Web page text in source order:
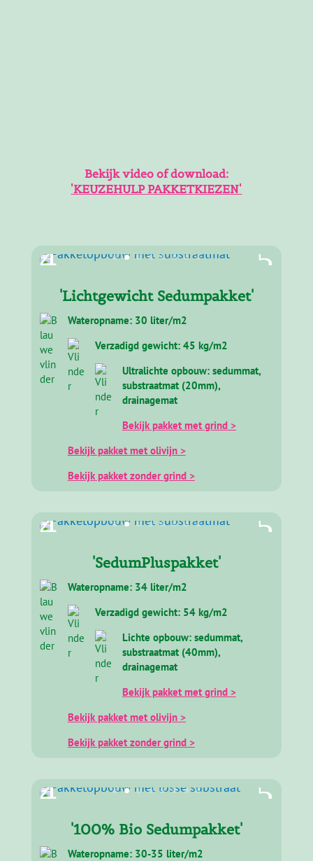
Bekijk video of download:
'KEUZEHULP PAKKETKIEZEN'
'Lichtgewicht Sedumpakket'
Wateropname: 30 liter/m2
Verzadigd gewicht: 45 kg/m2
Ultralichte opbouw: sedummat,
substraatmat (20mm),
drainagemat
Bekijk pakket met grind >
Bekijk pakket met olivijn >
Bekijk pakket zonder grind >
'SedumPluspakket'
Wateropname: 34 liter/m2
Verzadigd gewicht: 54 kg/m2
Lichte opbouw: sedummat,
substraatmat (40mm),
drainagemat
Bekijk pakket met grind >
Bekijk pakket met olivijn >
Bekijk pakket zonder grind >
'100% Bio Sedumpakket'
Wateropname: 30-35 liter/m2